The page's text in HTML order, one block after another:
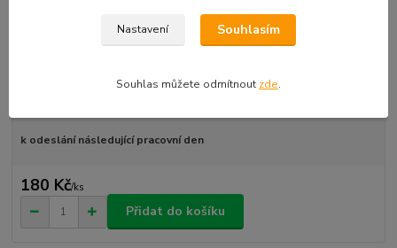
k odeslání následující pracovní den
180 Kč/ks
Přidat do košíku
Nastavení Souhlasím
Souhlas můžete odmítnout zde.